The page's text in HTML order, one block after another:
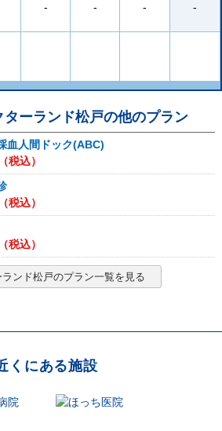
-
-
-
-
ーランド松戸の他のプラン
血人間ドック(ABC)
税込）
税込）
税込）
ンド松戸のプラン一覧を見る
くにある施設